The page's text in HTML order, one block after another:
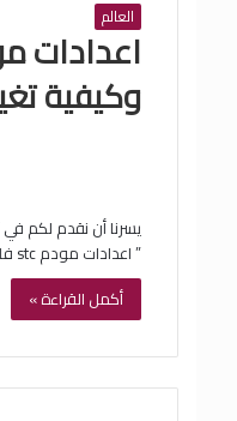
العالم
وكيفية
يسرنا أن نقدم لكم
” اعدادات مودم stc فايبر وكيفية تغيير الاعدادات…
أكمل القراءة »